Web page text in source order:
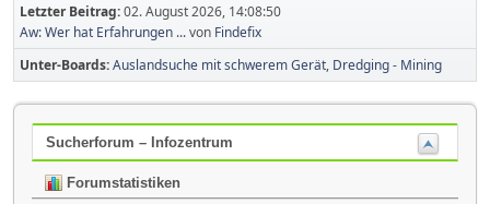
Letzter Beitrag:02. August 2026, 14:08:50
Aw: Wer hat Erfahrungen ...von Findefix
Unter-Boards Auslandsuche mit schwerem Gerät, Dredging - Mining
Sucherforum – Infozentrum
Forumstatistiken